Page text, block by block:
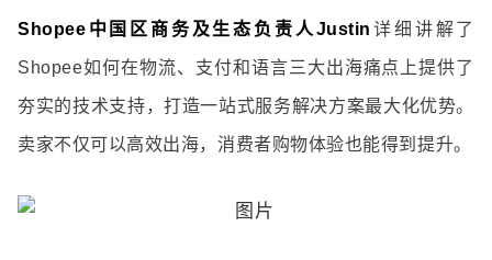
Shopee中国区商务及生态负责人Justin 详细讲解了
Shopee如何在物流、支付和语言三大出海痛点上提供了
夯实的技术支持，打造一站式服务解决方案最大化优势。
卖家不仅可以高效出海，消费者购物体验也能得到提升。